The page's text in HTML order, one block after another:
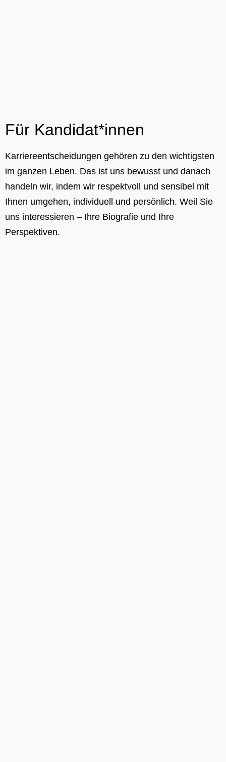
Für Kandidat*innen
Karriereentscheidungen gehören zu den wichtigsten
im ganzen Leben. Das ist uns bewusst und danach
handeln wir, indem wir respektvoll und sensibel mit
Ihnen umgehen, individuell und persönlich. Weil Sie
uns interessieren – Ihre Biografie und Ihre
Perspektiven.